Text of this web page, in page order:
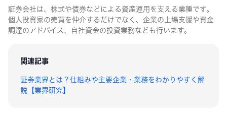
証券会社は、株式や債券などによる資産運用を支える業種です。
個人投資家の売買を仲介するだけでなく、企業の上場支援や資金
調達のアドバイス、自社資金の投資業務なども行います。
関連記事
証券業界とは？仕組みや主要企業・業務をわかりやすく解
説【業界研究】